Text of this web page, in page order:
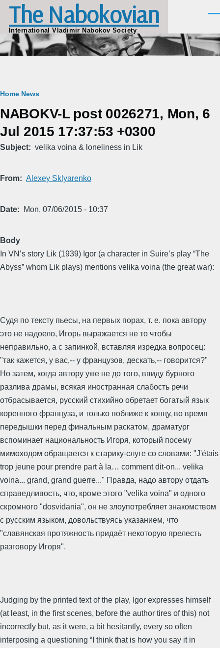
Skip to main content
The Nabokovian
International Vladimir Nabokov Society
Breadcrumb
Home News
NABOKV-L post 0026271, Mon, 6
Jul 2015 17:37:53 +0300
Subject velika voina & loneliness in Lik
From Alexey Sklyarenko
Date Mon, 07/06/2015 - 10:37
Body
In VN’s story Lik (1939) Igor (a character in Suire’s play “The
Abyss” whom Lik plays) mentions velika voina (the great war):
Судя по тексту пьесы, на первых порах, т. е. пока автору
это не надоело, Игорь выражается не то чтобы
неправильно, а с запинкой, вставляя изредка вопросец:
"так кажется, у вас,-- у французов, дескать,-- говорится?"
Но затем, когда автору уже не до того, ввиду бурного
разлива драмы, всякая иностранная слабость речи
отбрасывается, русский стихийно обретает богатый язык
коренного француза, и только поближе к концу, во время
передышки перед финальным раскатом, драматург
вспоминает национальность Игоря, который посему
мимоходом обращается к старику-слуге со словами: "J'étais
trop jeune pour prendre part à la… comment dit-on... velika
voina... grand, grand guerre..." Правда, надо автору отдать
справедливость, что, кроме этого "velika voina" и одного
скромного "dosvidania", он не злоупотребляет знакомством
с русским языком, довольствуясь указанием, что
"славянская протяжность придаёт некоторую прелесть
разговору Игоря".
Judging by the printed text of the play, Igor expresses himself
(at least, in the first scenes, before the author tires of this) not
incorrectly but, as it were, a bit hesitantly, every so often
interposing a questioning “I think that is how you say it in